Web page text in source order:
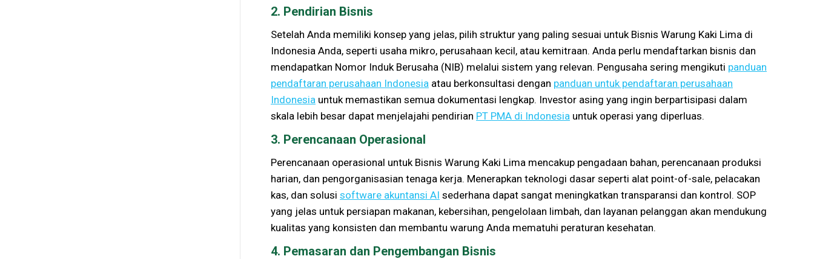
2. Pendirian Bisnis
Setelah Anda memiliki konsep yang jelas, pilih struktur yang paling sesuai untuk Bisnis Warung Kaki Lima di
Indonesia Anda, seperti usaha mikro, perusahaan kecil, atau kemitraan. Anda perlu mendaftarkan bisnis dan
mendapatkan Nomor Induk Berusaha (NIB) melalui sistem yang relevan. Pengusaha sering mengikuti panduan
pendaftaran perusahaan Indonesia atau berkonsultasi dengan panduan untuk pendaftaran perusahaan
Indonesia untuk memastikan semua dokumentasi lengkap. Investor asing yang ingin berpartisipasi dalam
skala lebih besar dapat menjelajahi pendirian PT PMA di Indonesia untuk operasi yang diperluas.
3. Perencanaan Operasional
Perencanaan operasional untuk Bisnis Warung Kaki Lima mencakup pengadaan bahan, perencanaan produksi
harian, dan pengorganisasian tenaga kerja. Menerapkan teknologi dasar seperti alat point-of-sale, pelacakan
kas, dan solusi software akuntansi AI sederhana dapat sangat meningkatkan transparansi dan kontrol. SOP
yang jelas untuk persiapan makanan, kebersihan, pengelolaan limbah, dan layanan pelanggan akan mendukung
kualitas yang konsisten dan membantu warung Anda mematuhi peraturan kesehatan.
4. Pemasaran dan Pengembangan Bisnis